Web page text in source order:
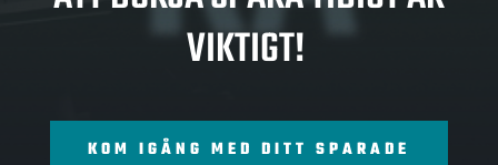
VIKTIGT!
KOM IGÅNG MED DITT SPARADE